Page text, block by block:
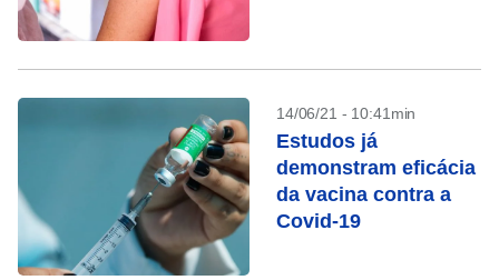
14/06/21 - 10:41min
Estudos já
demonstram eficácia
da vacina contra a
Covid-19